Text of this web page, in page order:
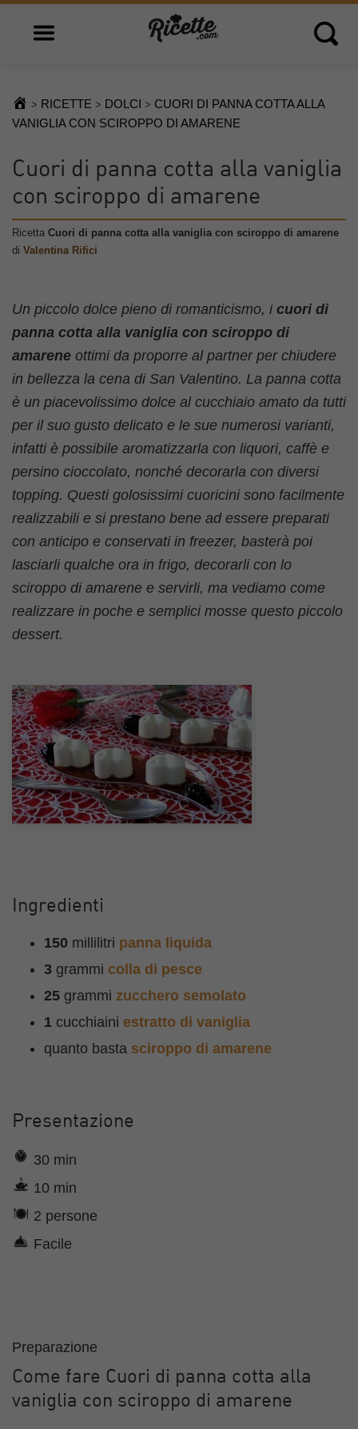
Open main menu Open
> RICETTE > DOLCI > CUORI DI PANNA COTTA ALLA
VANIGLIA CON SCIROPPO DI AMARENE
Cuori di panna cotta alla vaniglia
con sciroppo di amarene
Ricetta Cuori di panna cotta alla vaniglia con sciroppo di amarene
di Valentina Rifici
Un piccolo dolce pieno di romanticismo, i cuori di
panna cotta alla vaniglia con sciroppo di
amarene ottimi da proporre al partner per chiudere
in bellezza la cena di San Valentino. La panna cotta
è un piacevolissimo dolce al cucchiaio amato da tutti
per il suo gusto delicato e le sue numerosi varianti,
infatti è possibile aromatizzarla con liquori, caffè e
persino cioccolato, nonché decorarla con diversi
topping. Questi golosissimi cuoricini sono facilmente
realizzabili e si prestano bene ad essere preparati
con anticipo e conservati in freezer, basterà poi
lasciarli qualche ora in frigo, decorarli con lo
sciroppo di amarene e servirli, ma vediamo come
realizzare in poche e semplici mosse questo piccolo
dessert.
Ingredienti
150 millilitri panna liquida
3 grammi colla di pesce
25 grammi zucchero semolato
1 cucchiaini estratto di vaniglia
quanto basta sciroppo di amarene
Presentazione
30 min
10 min
2 persone
Facile
Preparazione
Come fare Cuori di panna cotta alla
vaniglia con sciroppo di amarene